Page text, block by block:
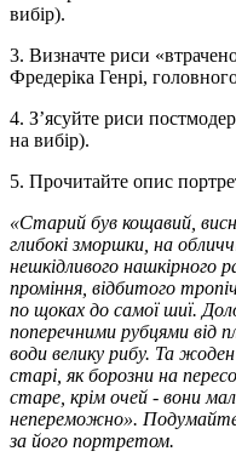
вибір).
3. Визначте риси
Фредеріка Генрі,
4. З’ясуйте риси
на вибір).
5. Прочитайте опис
«Старий був кощавий,
глибокі зморшки, на
нешкідливого нашкірного
проміння, відбитого
по щоках до самої шиї.
поперечними рубцями від
води велику рибу. Та
старі, як борозни на
старе, крім очей - вони
непереможно».
за його портретом.